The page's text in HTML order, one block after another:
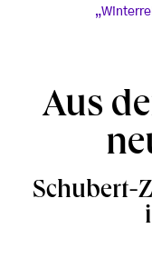
Aus
Schubert-